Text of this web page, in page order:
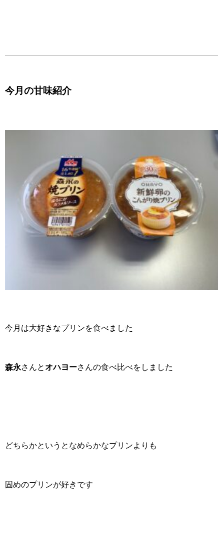
今月の甘味紹介
今月は大好きなプリンを食べました
森永さんとオハヨーさんの食べ比べをしました
どちらかというとなめらかなプリンよりも
固めのプリンが好きです